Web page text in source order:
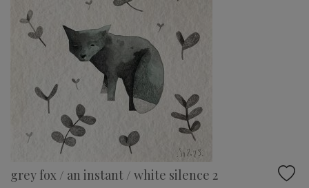
grey fox / an instant / white silence 2